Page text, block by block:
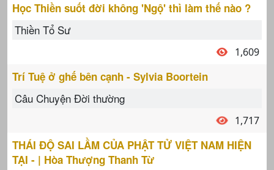
Học Thiền suốt đời không 'Ngộ' thì làm thế nào ?
Thiền Tổ Sư
1,609
Trí Tuệ ở ghế bên cạnh - Sylvia Boortein
Câu Chuyện Đời thường
1,717
THÁI ĐỘ SAI LẦM CỦA PHẬT TỬ VIỆT NAM HIỆN
TẠI - | Hòa Thượng Thanh Từ